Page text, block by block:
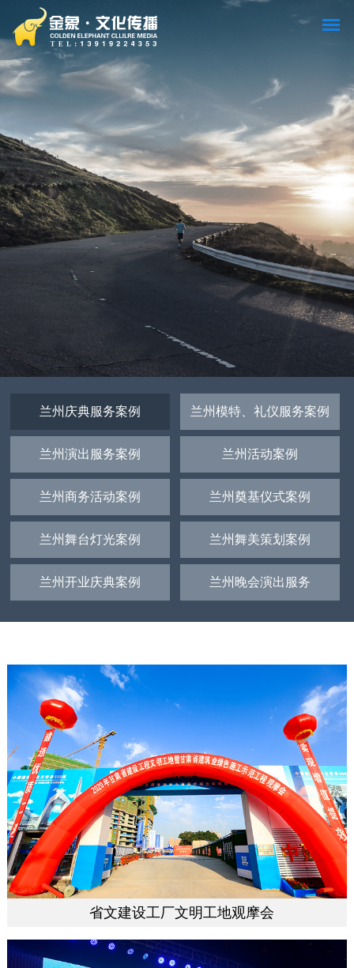
兰州庆典服务案例 兰州模特、礼仪服务案例
兰州演出服务案例 兰州活动案例
兰州商务活动案例 兰州奠基仪式案例
兰州舞台灯光案例 兰州舞美策划案例
兰州开业庆典案例 兰州晚会演出服务
省文建设工厂文明工地观摩会